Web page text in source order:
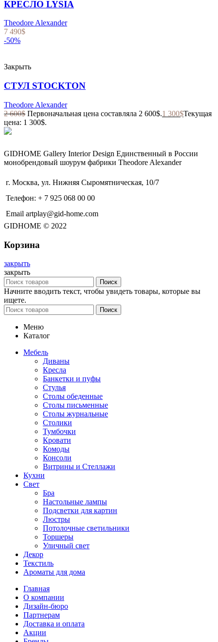
КРЕСЛО LYSIA
Theodore Alexander
7 490$
-50%
Закрыть
СТУЛ STOCKTON
Theodore Alexander
2 600$ Первоначальная цена составляла 2 600$.1 300$Текущая
цена: 1 300$.
GIDHOME Gallery Interior Design Единственный в России
монобрендовый шоурум фабрики Theodore Alexander
г. Москва, ул. Нижняя Сыромятническая, 10/7
Телефон: + 7 925 068 00 00
Email artplay@gid-home.com
GIDHOME © 2022
Корзина
закрыть
закрыть
Поиск
Начните вводить текст, чтобы увидеть товары, которые вы
ищете.
Поиск
Меню
Каталог
Мебель
Диваны
Кресла
Банкетки и пуфы
Стулья
Столы обеденные
Столы письменные
Столы журнальные
Столики
Тумбочки
Кровати
Комоды
Консоли
Витрины и Стеллажи
Кухни
Свет
Бра
Настольные лампы
Подсветки для картин
Люстры
Потолочные светильники
Торшеры
Уличный свет
Декор
Текстиль
Ароматы для дома
Главная
О компании
Дизайн-бюро
Партнерам
Доставка и оплата
Акции